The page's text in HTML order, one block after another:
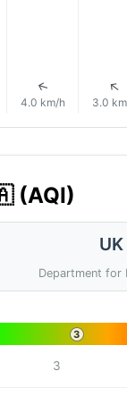
↑
4.0 km/h
↑
3.0
(AQI)
Department for
3
3